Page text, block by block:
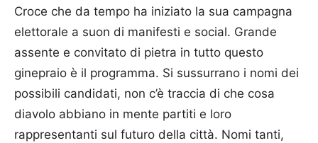
Croce che da tempo ha iniziato la sua campagna
elettorale a suon di manifesti e social. Grande
assente e convitato di pietra in tutto questo
ginepraio è il programma. Si sussurrano i nomi dei
possibili candidati, non c’è traccia di che cosa
diavolo abbiano in mente partiti e loro
rappresentanti sul futuro della città. Nomi tanti,